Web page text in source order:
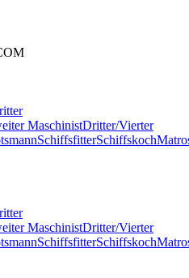
MaschinistDritter/Vierter
SchiffsfitterSchiffskoch
MaschinistDritter/Vierter
SchiffsfitterSchiffskoch